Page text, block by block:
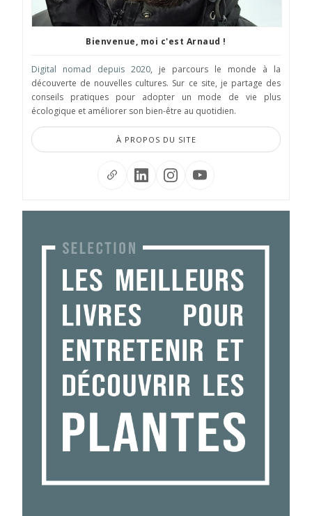
Bienvenue, moi c'est Arnaud !
Digital nomad depuis 2020, je parcours le monde à la
découverte de nouvelles cultures. Sur ce site, je partage des
conseils pratiques pour adopter un mode de vie plus
écologique et améliorer son bien-être au quotidien.
À PROPOS DU SITE